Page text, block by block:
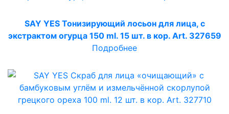
SAY YES Тонизирующий лосьон для лица, с
экстрактом огурца 150 ml. 15 шт. в кор. Art. 327659
Подробнее